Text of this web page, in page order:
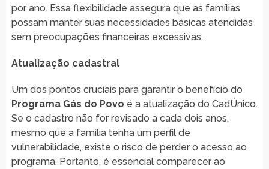
por ano. Essa flexibilidade assegura que as famílias
possam manter suas necessidades básicas atendidas
sem preocupações financeiras excessivas.
Atualização cadastral
Um dos pontos cruciais para garantir o benefício do
Programa Gás do Povo é a atualização do CadÚnico.
Se o cadastro não for revisado a cada dois anos,
mesmo que a família tenha um perfil de
vulnerabilidade, existe o risco de perder o acesso ao
programa. Portanto, é essencial comparecer ao